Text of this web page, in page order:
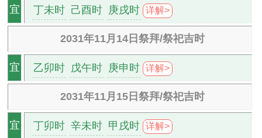
宜 丁未时 己酉时 庚戌时 详解>
2031年11月14日祭拜/祭祀吉时
宜 乙卯时 戊午时 庚申时 详解>
2031年11月15日祭拜/祭祀吉时
宜 丁卯时 辛未时 甲戌时 详解>